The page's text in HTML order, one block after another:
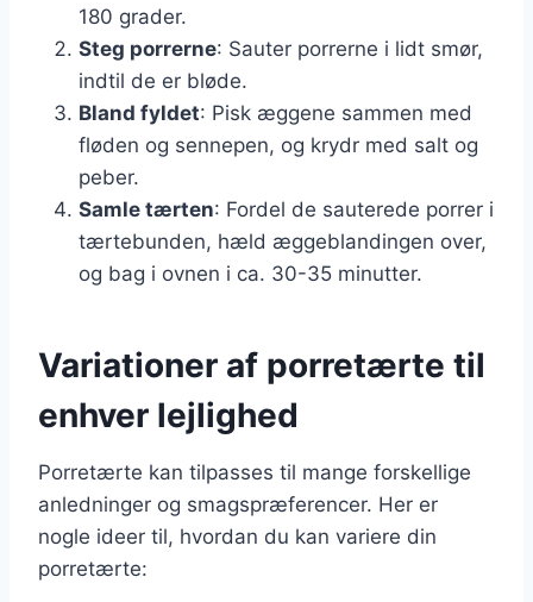
180 grader.
Steg porrerne: Sauter porrerne i lidt smør,
indtil de er bløde.
Bland fyldet: Pisk æggene sammen med
fløden og sennepen, og krydr med salt og
peber.
Samle tærten: Fordel de sauterede porrer i
tærtebunden, hæld æggeblandingen over,
og bag i ovnen i ca. 30-35 minutter.
Variationer af porretærte til
enhver lejlighed
Porretærte kan tilpasses til mange forskellige
anledninger og smagspræferencer. Her er
nogle ideer til, hvordan du kan variere din
porretærte: